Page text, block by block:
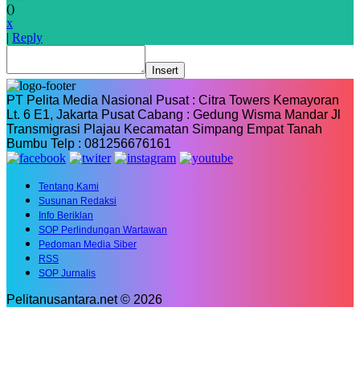
()
x
| Reply
Insert
PT Pelita Media Nasional Pusat : Citra Towers Kemayoran
Lt. 6 E1, Jakarta Pusat Cabang : Gedung Wisma Mandar Jl
Transmigrasi Plajau Kecamatan Simpang Empat Tanah
Bumbu Telp : 081256676161
Tentang Kami
Susunan Redaksi
Info Beriklan
SOP Perlindungan Wartawan
Pedoman Media Siber
RSS
SOP Jurnalis
Pelitanusantara.net © 2026